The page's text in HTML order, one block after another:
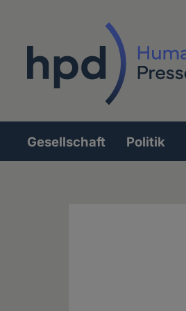
Hauptnavigation
Gesellschaft Politik